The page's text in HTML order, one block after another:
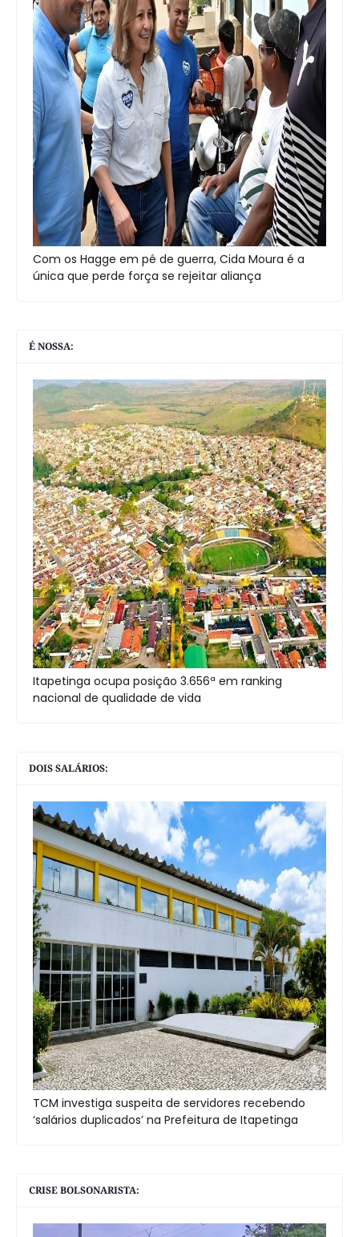
Com os Hagge em pé de guerra, Cida Moura é a
única que perde força se rejeitar aliança
É NOSSA:
Itapetinga ocupa posição 3.656ª em ranking
nacional de qualidade de vida
DOIS SALÁRIOS:
TCM investiga suspeita de servidores recebendo
‘salários duplicados’ na Prefeitura de Itapetinga
CRISE BOLSONARISTA: